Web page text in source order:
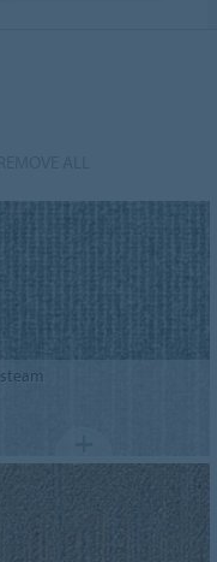
steam